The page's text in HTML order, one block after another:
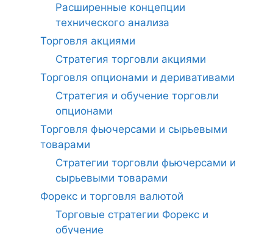
Расширенные концепции
технического анализа
Торговля акциями
Стратегия торговли акциями
Торговля опционами и деривативами
Стратегия и обучение торговли
опционами
Торговля фьючерсами и сырьевыми
товарами
Стратегии торговли фьючерсами и
сырьевыми товарами
Форекс и торговля валютой
Торговые стратегии Форекс и
обучение